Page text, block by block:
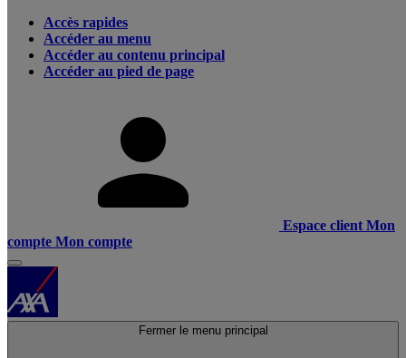
Accès rapides
Accéder au menu
Accéder au contenu principal
Accéder au pied de page
Espace client Mon
compte Mon compte
Fermer le menu principal